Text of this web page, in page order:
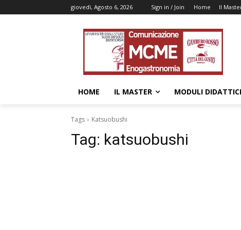
giovedì, Agosto 6, 2026 Sign in / Join Home Il
HOME IL MASTER MODULI DIDATTICI
Tags Katsuobushi
Tag: katsuobushi